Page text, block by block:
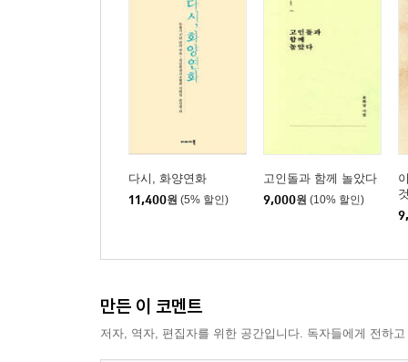
눈처럼 게으른 것은 없다
금붕어와 싸웠다
다시, 영산강을 추억함
먼 곳의 길 끝에서 한 사람이 서 있었다
자세히 보니, 내 친구9였다
달의 마을에서
어늘 장례식
지금, 강물은 썰물이다
천장은 천장이다
다시, 화양연화
11,400원 (5% 할인)
고인돌과 함께 놀았다
9,000원 (10% 할인)
만든 이 코멘트
저자, 역자, 편집자를 위한 공간입니다. 독자들에게 전하